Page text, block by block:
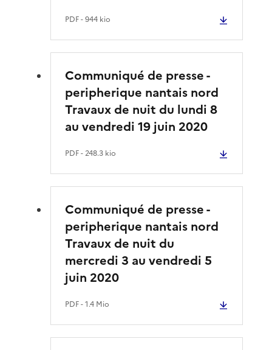
PDF- 944 kio
Communiqué de presse -
peripherique nantais nord
Travaux de nuit du lundi 8
au vendredi 19 juin 2020
PDF- 248.3 kio
Communiqué de presse -
peripherique nantais nord
Travaux de nuit du
mercredi 3 au vendredi 5
juin 2020
PDF- 1.4 Mio